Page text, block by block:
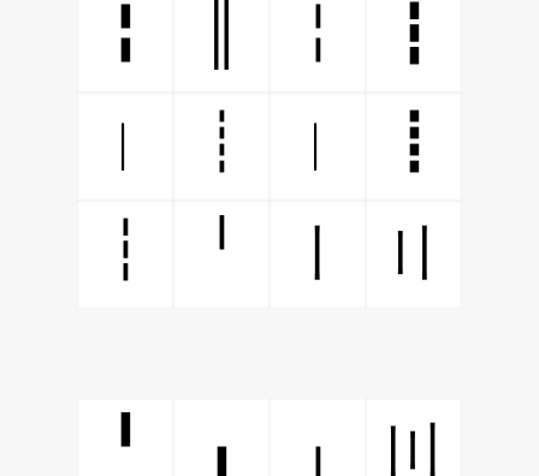
╏
╎
┇
︱
┊ ︳
┋
┆
╵ 〢
╹ ╻ ╷
〣